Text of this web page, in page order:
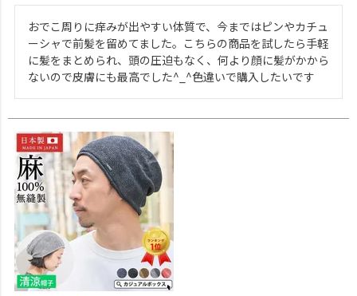
おでこ周りに痒みが出やすい体質で、今まではピンやカチュ
ーシャで前髪を留めてました。こちらの商品を試したら手軽
に髪をまとめられ、頭の圧迫もなく、何より顔に髪がかから
ないので皮膚にも最高でした^_^色違いで購入したいです